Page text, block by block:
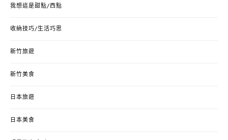
我想這是甜點/西點
收納技巧/生活巧思
新竹旅遊
新竹美食
日本旅遊
日本美食